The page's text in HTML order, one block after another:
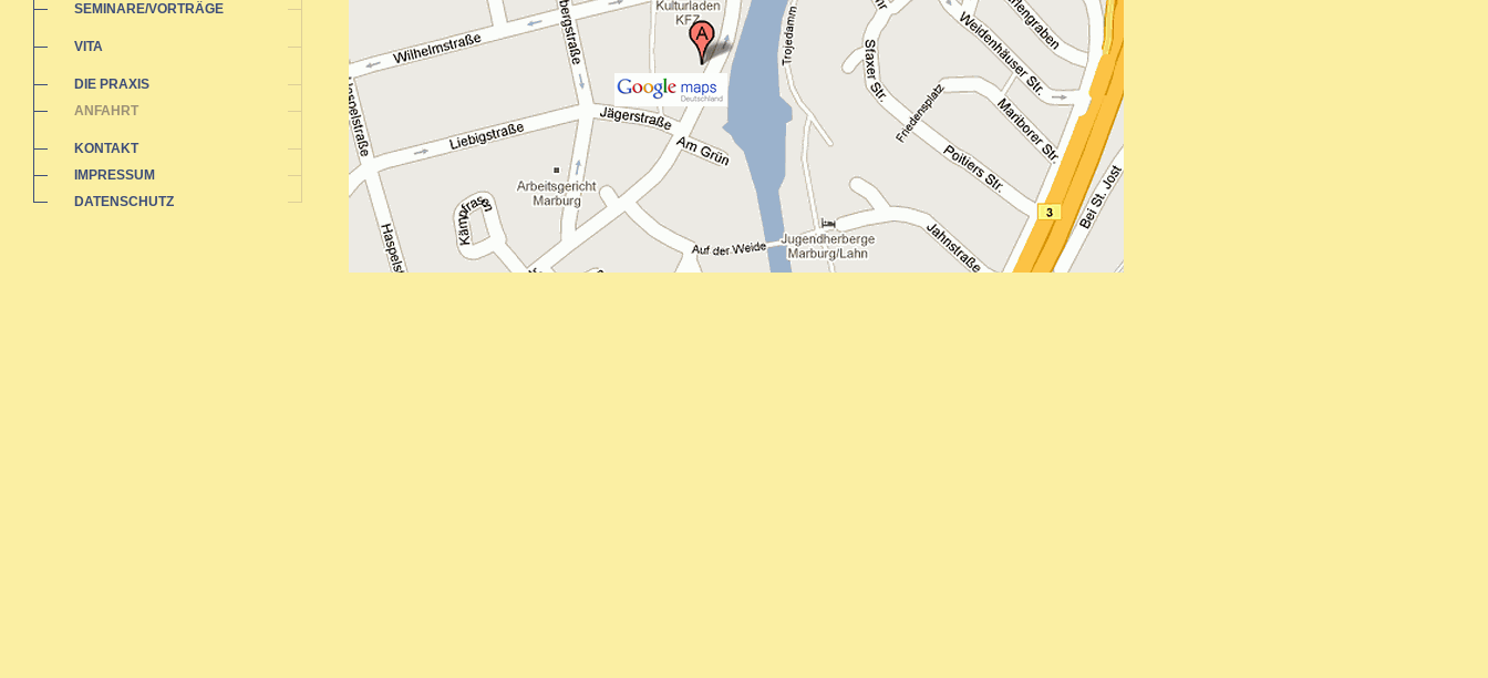
SEMINARE/VORTRÄGE
VITA
DIE PRAXIS
ANFAHRT
KONTAKT
IMPRESSUM
DATENSCHUTZ